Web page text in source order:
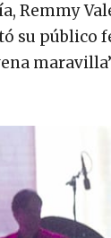
Remmy
su público